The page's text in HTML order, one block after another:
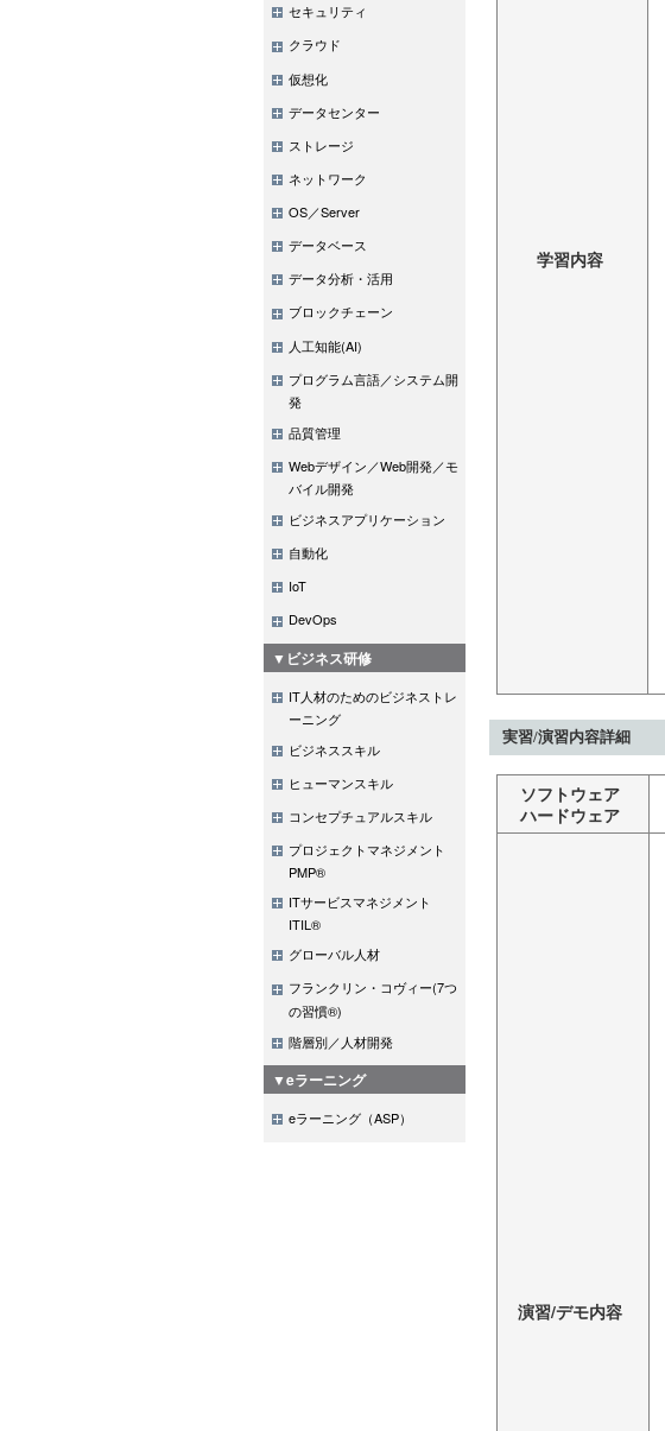
セキュリティ
クラウド
仮想化
データセンター
ストレージ
ネットワーク
OS／Server
データベース
データ分析・活用
ブロックチェーン
人工知能(AI)
プログラム言語／システム開
発
品質管理
Webデザイン／Web開発／モ
バイル開発
ビジネスアプリケーション
自動化
IoT
DevOps
▼ビジネス研修
IT人材のためのビジネストレ
ーニング
ビジネススキル
ヒューマンスキル
コンセプチュアルスキル
プロジェクトマネジメント
PMP®
ITサービスマネジメント
ITIL®
グローバル人材
フランクリン・コヴィー(7つ
の習慣®)
階層別／人材開発
▼eラーニング
eラーニング（ASP）
学習内容
実習/演習内容詳細
ソフトウェア
ハードウェア
演習/デモ内容